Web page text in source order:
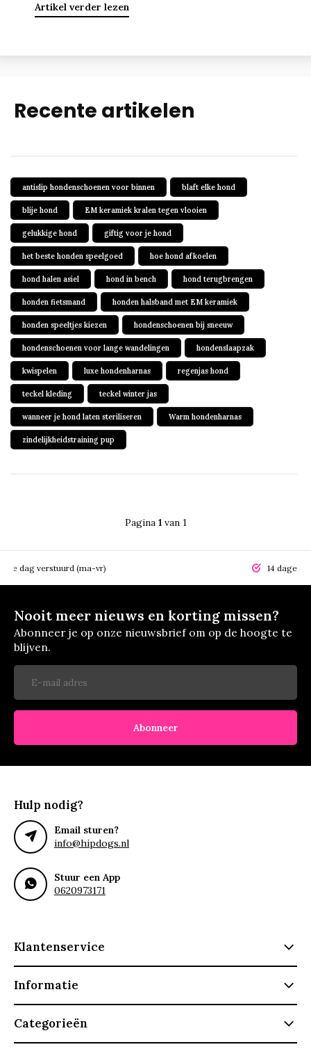
Artikel verder lezen
Recente artikelen
antislip hondenschoenen voor binnen blaft elke hond
blije hond EM keramiek kralen tegen vlooien
gelukkige hond giftig voor je hond
het beste honden speelgoed hoe hond afkoelen
hond halen asiel hond in bench hond terugbrengen
honden fietsmand honden halsband met EM keramiek
honden speeltjes kiezen hondenschoenen bij sneeuw
hondenschoenen voor lange wandelingen hondenslaapzak
kwispelen luxe hondenharnas regenjas hond
teckel kleding teckel winter jas
wanneer je hond laten steriliseren Warm hondenharnas
zindelijkheidstraining pup
Pagina 1van 1
dag verstuurd (ma-vr) 14 dagen
Nooit meer nieuws en korting missen?
Abonneer je op onze nieuwsbrief om op de hoogte te
blijven.
Abonneer
Hulp nodig?
Email sturen?
info@hipdogs.nl
Stuur een App
0620973171
Klantenservice
Informatie
Categorieën